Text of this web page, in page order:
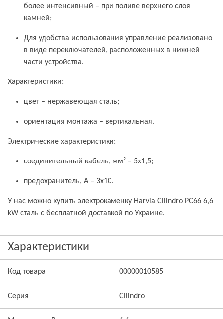
более интенсивный – при поливе верхнего слоя
камней;
Для удобства использования управление реализовано
в виде переключателей, расположенных в нижней
части устройства.
Характеристики:
цвет – нержавеющая сталь;
ориентация монтажа – вертикальная.
Электрические характеристики:
соединительный кабель, мм² – 5х1,5;
предохранитель, A – 3х10.
У нас можно купить электрокаменку Harvia Cilindro PC66 6,6
kW сталь с бесплатной доставкой по Украине.
Характеристики
Код товара 00000010585
Серия Cilindro